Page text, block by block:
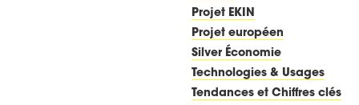
Projet EKIN
Projet européen
Silver Économie
Technologies & Usages
Tendances et Chiffres clés